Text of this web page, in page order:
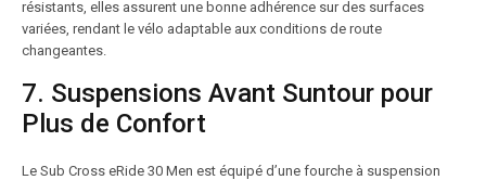
résistants, elles assurent une bonne adhérence sur des surfaces
variées, rendant le vélo adaptable aux conditions de route
changeantes.
7. Suspensions Avant Suntour pour
Plus de Confort
Le Sub Cross eRide 30 Men est équipé d’une fourche à suspension